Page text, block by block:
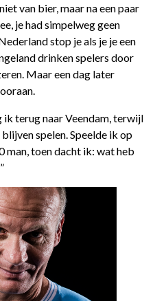
van bier, maar na een paar
je had simpelweg geen
stop je als je je een
drinken spelers door
Maar een dag later
terug naar Veendam, terwijl
spelen. Speelde ik op
man, toen dacht ik: wat heb